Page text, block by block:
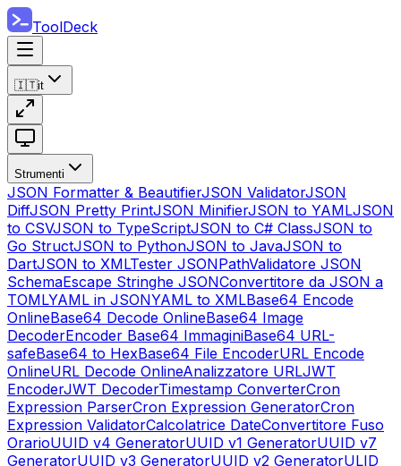
ToolDeck
🇮🇹it
Strumenti
JSON Formatter & BeautifierJSON ValidatorJSON
DiffJSON Pretty PrintJSON MinifierJSON to YAMLJSON
to CSVJSON to TypeScriptJSON to C# ClassJSON to
Go StructJSON to PythonJSON to JavaJSON to
DartJSON to XMLTester JSONPathValidatore JSON
SchemaEscape Stringhe JSONConvertitore da JSON a
TOMLYAML in JSONYAML to XMLBase64 Encode
OnlineBase64 Decode OnlineBase64 Image
DecoderEncoder Base64 ImmaginiBase64 URL-
safeBase64 to HexBase64 File EncoderURL Encode
OnlineURL Decode OnlineAnalizzatore URLJWT
EncoderJWT DecoderTimestamp ConverterCron
Expression ParserCron Expression GeneratorCron
Expression ValidatorCalcolatrice DateConvertitore Fuso
OrarioUUID v4 GeneratorUUID v1 GeneratorUUID v7
GeneratorUUID v3 GeneratorUUID v2 GeneratorULID